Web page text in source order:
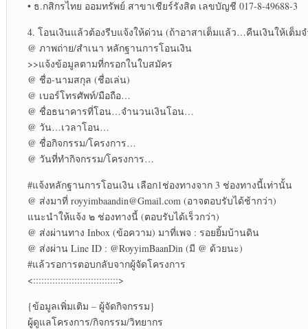
• ธ.กสิกรไทย ออมทรัพย์ สาขาเชียร์รังสิต เลขบัญชี 017-8-49688-3
4. โอนเงินแล้วต้องรีบแจ้งให้ด่วน (ถ้าอาสาเต็มแล้ว…คืนเงินให้เต็
@ ภาพถ่าย/สำเนา หลักฐานการโอนเงิน
>>แจ้งข้อมูลตามที่กรอกในใบสมัคร
@ ชื่อ-นามสกุล (ชื่อเล่น)
@ เบอร์โทรศัพท์/มือถือ…
@ ชื่อธนาคารที่โอน…จำนวนเงินโอน…
@ วัน…เวลาโอน…
@ ชื่อกิจกรรม/โครงการ…
@ วันที่ทำกิจกรรม/โครงการ…
#แจ้งหลักฐานการโอนเงิน เลือก1ช่องทางจาก 3 ช่องทางนี้เท่านั้น
@ ส่งมาที่ royyimbaandin@Gmail.com (อาจตอบรับได้ช้ากว่า)
แนะนำให้แจ้ง ๒ ช่องทางนี้ (ตอบรับได้เร็วกว่า)
@ ส่งผ่านทาง Inbox (ข้อความ) มาที่เพจ : รอยยิ้มบ้านดิน
@ ส่งผ่าน Line ID : @RoyyimBaanDin (มี @ ด้วยนะ)
#แล้วรอการตอบกลับจากผู้จัดโครงการ
<:::::::::::::::::::::::::::::::>
{ข้อมูลเพิ่มเติม – ผู้จัดกิจกรรม}
ผู้ดูแลโครงการ/กิจกรรม/วิทยากร